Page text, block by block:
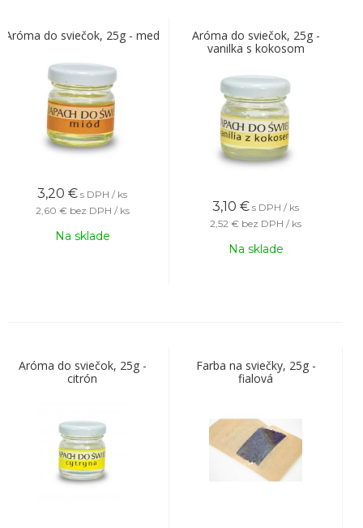
Aróma do sviečok, 25g - med
3,20 € s DPH / ks
2,60 € bez DPH / ks
Na sklade
Aróma do sviečok, 25g -
vanilka s kokosom
3,10 € s DPH / ks
2,52 € bez DPH / ks
Na sklade
Aróma do sviečok, 25g -
citrón
Farba na sviečky, 25g -
fialová